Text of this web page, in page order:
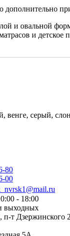
дополнительно
и овальной
и детское
венге, серый,
80
00
- 18:00
выходных
п-т Дзержинского